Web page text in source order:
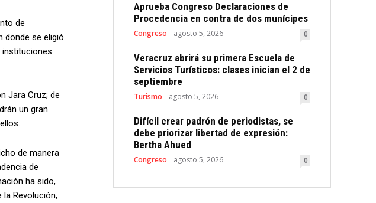
de
donde se eligió
instituciones
Jara Cruz; de
un gran
de manera
de
ha sido,
la Revolución,
Aprueba Congreso Declaraciones de
Procedencia en contra de dos munícipes
Congreso agosto 5, 2026 0
Veracruz abrirá su primera Escuela de
Servicios Turísticos: clases inician el 2 de
septiembre
Turismo agosto 5, 2026 0
Difícil crear padrón de periodistas, se
debe priorizar libertad de expresión:
Bertha Ahued
Congreso agosto 5, 2026 0